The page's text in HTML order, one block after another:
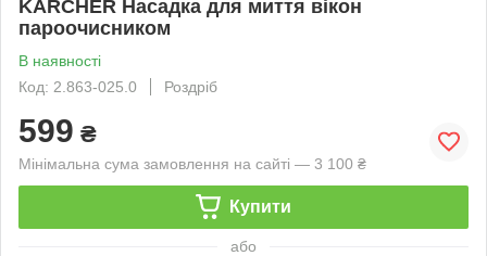
KARCHER Насадка для миття вікон
пароочисником
В наявності
Код: 2.863-025.0
Роздріб
599 ₴
Мінімальна сума замовлення на сайті — 3 100 ₴
Купити
або